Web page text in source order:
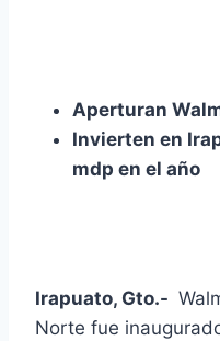
Aperturan
Invierten en
mdp en el año
Irapuato, Gto.-
Norte fue